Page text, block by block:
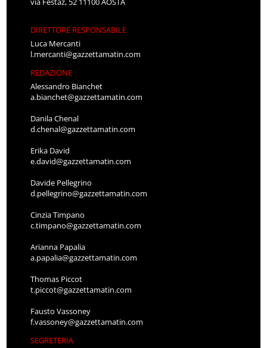
DIRETTORE RESPONSABILE
Luca Mercanti
l.mercanti@gazzettamatin.com
REDAZIONE
Alessandro Bianchet
a.bianchet@gazzettamatin.com
Danila Chenal
d.chenal@gazzettamatin.com
Erika David
e.david@gazzettamatin.com
Davide Pellegrino
d.pellegrino@gazzettamatin.com
Cinzia Timpano
c.timpano@gazzettamatin.com
Arianna Papalia
a.papalia@gazzettamatin.com
Thomas Piccot
t.piccot@gazzettamatin.com
Fausto Vassoney
f.vassoney@gazzettamatin.com
SEGRETERIA